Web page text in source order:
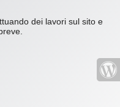
dei lavori sul sito e